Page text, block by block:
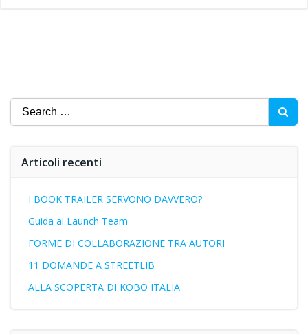
Search
Articoli recenti
I BOOK TRAILER SERVONO DAVVERO?
Guida ai Launch Team
FORME DI COLLABORAZIONE TRA AUTORI
11 DOMANDE A STREETLIB
ALLA SCOPERTA DI KOBO ITALIA